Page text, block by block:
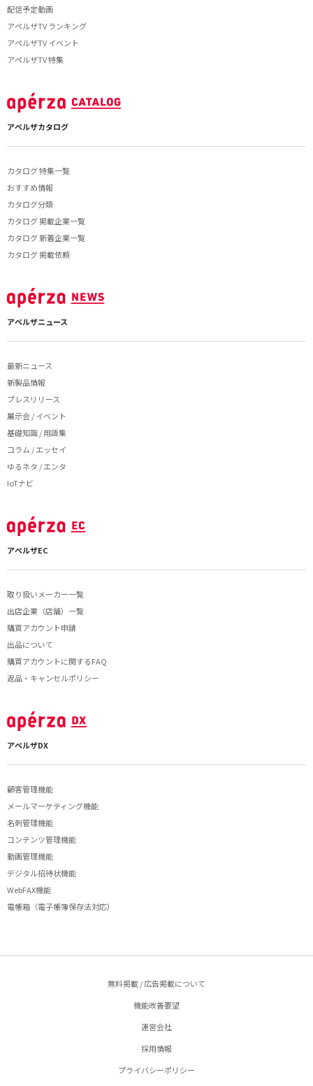
配信予定動画
アペルザTV ランキング
アペルザTV イベント
アペルザTV 特集
アペルザカタログ
カタログ 特集一覧
おすすめ情報
カタログ分類
カタログ 掲載企業一覧
カタログ 新着企業一覧
カタログ 掲載依頼
アペルザニュース
最新ニュース
新製品情報
プレスリリース
展示会 / イベント
基礎知識 / 用語集
コラム / エッセイ
ゆるネタ / エンタ
IoTナビ
アペルザEC
取り扱いメーカー一覧
出店企業（店舗）一覧
購買アカウント申請
出品について
購買アカウントに関するFAQ
返品・キャンセルポリシー
アペルザDX
顧客管理機能
メールマーケティング機能
名刺管理機能
コンテンツ管理機能
動画管理機能
デジタル招待状機能
WebFAX機能
電帳箱（電子帳簿保存法対応）
無料掲載 / 広告掲載について
機能改善要望
運営会社
採用情報
プライバシーポリシー